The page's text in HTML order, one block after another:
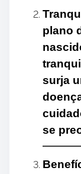
plano
surja
se